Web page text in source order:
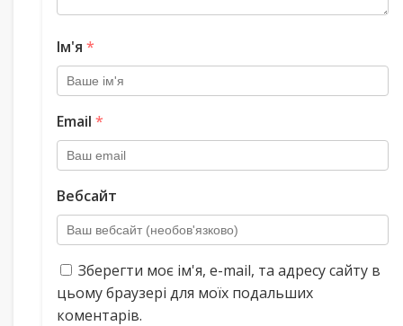
Ім'я *
Email *
Вебсайт
Зберегти моє ім'я, e-mail, та адресу сайту в
цьому браузері для моїх подальших
коментарів.